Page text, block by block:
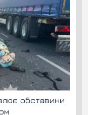
обставини